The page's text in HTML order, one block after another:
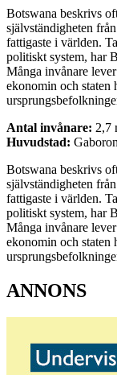
Botswana beskrivs
självständigheten
fattigaste i världen.
politiskt system, har
Många invånare
ekonomin och staten
Antal invånare: 2,7
Huvudstad:
Botswana beskrivs
självständigheten
fattigaste i världen.
politiskt system, har
Många invånare
ekonomin och staten
ANNONS